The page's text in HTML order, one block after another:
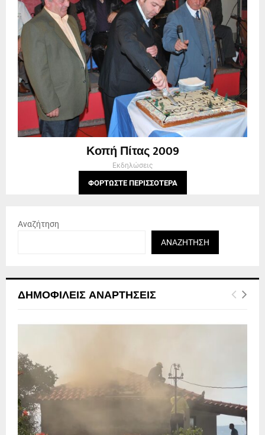
Κοπή Πίτας 2009
Εκδηλώσεις
ΦΟΡΤΏΣΤΕ ΠΕΡΙΣΣΌΤΕΡΑ
Αναζήτηση
ΑΝΑΖΉΤΗΣΗ
ΔΗΜΟΦΙΛΕΊΣ ΑΝΑΡΤΉΣΕΙΣ